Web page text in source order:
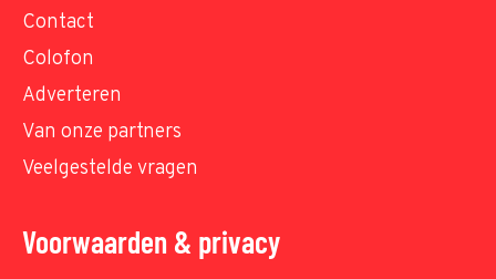
Contact
Colofon
Adverteren
Van onze partners
Veelgestelde vragen
Voorwaarden & privacy